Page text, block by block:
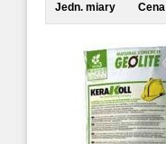
Jedn. miary Cena